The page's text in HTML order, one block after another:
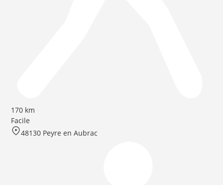
170 km
Facile
48130 Peyre en Aubrac